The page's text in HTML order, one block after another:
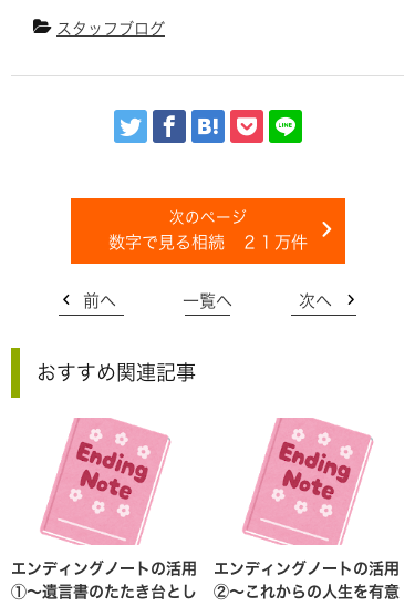
スタッフブログ
数字で見る相続 ２１万件
前へ 一覧へ 次へ
おすすめ関連記事
エンディングノートの活用
①～遺言書のたたき台とし
エンディングノートの活用
②～これからの人生を有意